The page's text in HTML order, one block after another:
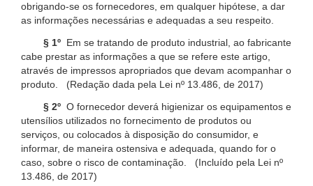
obrigando-se os fornecedores, em qualquer hipótese, a dar
as informações necessárias e adequadas a seu respeito.
§ 1º Em se tratando de produto industrial, ao fabricante
cabe prestar as informações a que se refere este artigo,
através de impressos apropriados que devam acompanhar o
produto. (Redação dada pela Lei nº 13.486, de 2017)
§ 2º O fornecedor deverá higienizar os equipamentos e
utensílios utilizados no fornecimento de produtos ou
serviços, ou colocados à disposição do consumidor, e
informar, de maneira ostensiva e adequada, quando for o
caso, sobre o risco de contaminação. (Incluído pela Lei nº
13.486, de 2017)